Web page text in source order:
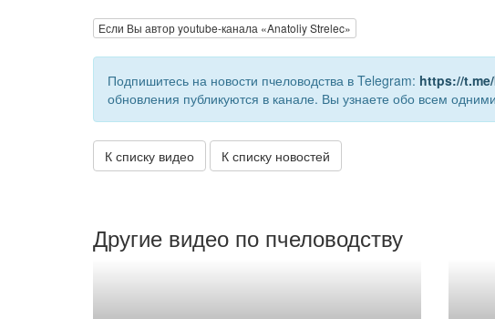
Если Вы автор youtube-канала «Anatoliy Strelec»
Подпишитесь на новости пчеловодства в Telegram: https://
обновления публикуются в канале. Вы узнаете обо всем
К списку видео К списку новостей
Другие видео по пчеловодству